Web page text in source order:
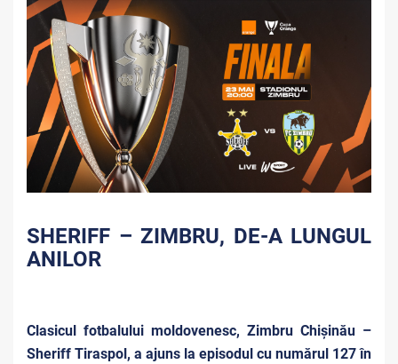
SHERIFF – ZIMBRU, DE-A LUNGUL
ANILOR
Clasicul fotbalului moldovenesc, Zimbru Chișinău –
Sheriff Tiraspol, a ajuns la episodul cu numărul 127 în